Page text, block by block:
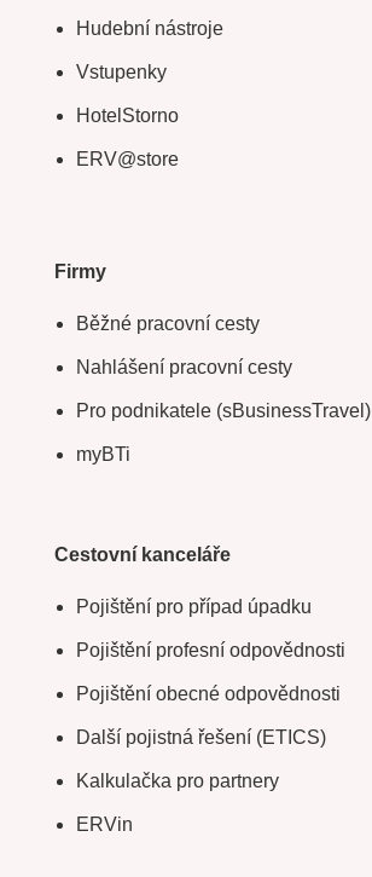
Hudební nástroje
Vstupenky
HotelStorno
ERV@store
Firmy
Běžné pracovní cesty
Nahlášení pracovní cesty
Pro podnikatele (sBusinessTravel)
myBTi
Cestovní kanceláře
Pojištění pro případ úpadku
Pojištění profesní odpovědnosti
Pojištění obecné odpovědnosti
Další pojistná řešení (ETICS)
Kalkulačka pro partnery
ERVin